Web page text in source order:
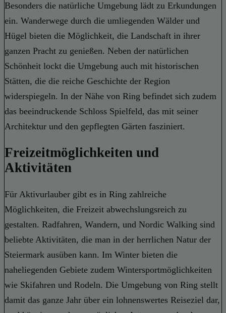
Besonders die natürliche Umgebung lädt zu Erkundungen
ein. Wanderwege durch die umliegenden Wälder und
Hügel bieten die Möglichkeit, die Landschaft in ihrer
ganzen Pracht zu genießen. Neben der natürlichen
Schönheit lockt die Umgebung auch mit historischen
Stätten, die die reiche Geschichte der Region
widerspiegeln. In der Nähe von Ring befindet sich zudem
das beeindruckende Schloss Spielfeld, das mit seiner
Architektur und den gepflegten Gärten fasziniert.
Freizeitmöglichkeiten und
Aktivitäten
Für Aktivurlauber gibt es in Ring zahlreiche
Möglichkeiten, die Freizeit abwechslungsreich zu
gestalten. Radfahren, Wandern, und Nordic Walking sind
beliebte Aktivitäten, die man in der herrlichen Natur der
Steiermark ausüben kann. Im Winter bieten die
naheliegenden Gebiete zudem Wintersportmöglichkeiten
wie Skifahren und Rodeln. Die Umgebung von Ring stellt
damit das ganze Jahr über ein lohnenswertes Reiseziel dar,